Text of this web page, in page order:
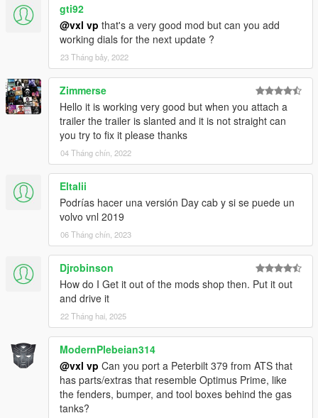
gti92
@vxl vp that's a very good mod but can you add
working dials for the next update ?
23 Tháng bảy, 2022
Zimmerse
Hello it is working very good but when you attach a
trailer the trailer is slanted and it is not straight can
you try to fix it please thanks
04 Tháng chín, 2022
Eltalii
Podrías hacer una versión Day cab y si se puede un
volvo vnl 2019
06 Tháng chín, 2023
Djrobinson
How do I Get it out of the mods shop then. Put it out
and drive it
22 Tháng hai, 2025
ModernPlebeian314
@vxl vp Can you port a Peterbilt 379 from ATS that
has parts/extras that resemble Optimus Prime, like
the fenders, bumper, and tool boxes behind the gas
tanks?